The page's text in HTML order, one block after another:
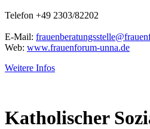
Telefon +49 2303/82202
E-Mail:
Web: www.frauenforum-unna.de
Weitere Infos
Katholischer